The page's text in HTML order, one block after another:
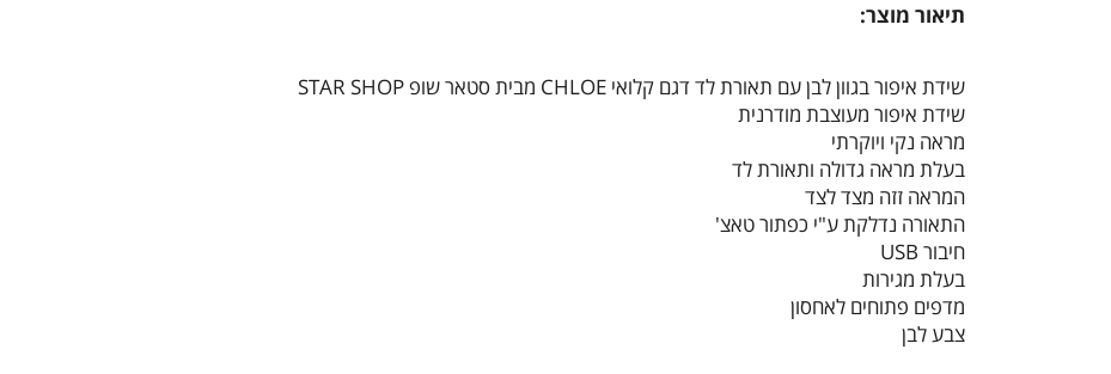
תיאור מוצר:
שידת איפור בגוון לבן עם תאורת לד דגם קלואי CHLOE מבית סטאר שופ STAR SHOP
שידת איפור מעוצבת מודרנית
מראה נקי ויוקרתי
בעלת מראה גדולה ותאורת לד
המראה זזה מצד לצד
התאורה נדלקת ע"י כפתור טאצ'
חיבור USB
בעלת מגירות
מדפים פתוחים לאחסון
צבע לבן